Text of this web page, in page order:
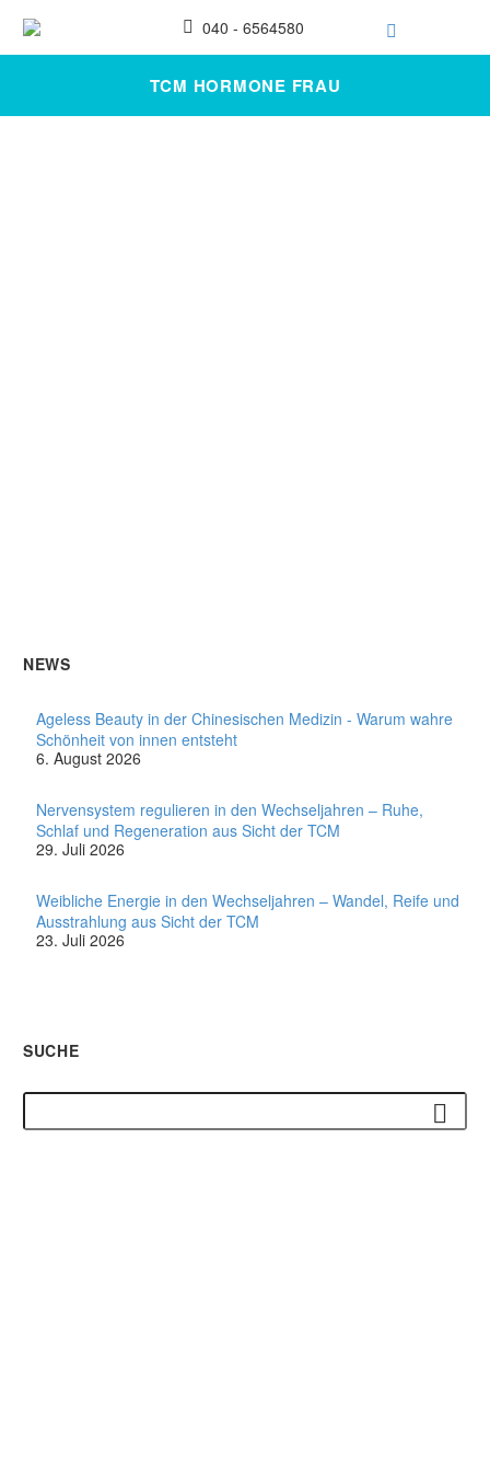
040 - 6564580
TCM HORMONE FRAU
NEWS
Ageless Beauty in der Chinesischen Medizin - Warum wahre
Schönheit von innen entsteht
6. August 2026
Nervensystem regulieren in den Wechseljahren – Ruhe,
Schlaf und Regeneration aus Sicht der TCM
29. Juli 2026
Weibliche Energie in den Wechseljahren – Wandel, Reife und
Ausstrahlung aus Sicht der TCM
23. Juli 2026
SUCHE